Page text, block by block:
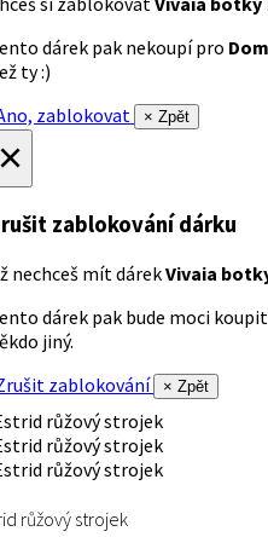
dárek pak nekoupí pro
ty :)
zablokovat
× Zpět
zablokování dárku
nechceš mít dárekVivaia
dárek pak bude moci
jiný.
zablokování
× Zpět
růžový strojek